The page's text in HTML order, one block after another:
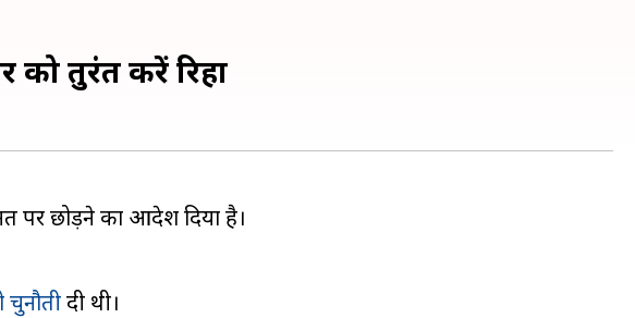
को तुरंत करें रिहा
पर छोड़ने का आदेश दिया है।
चुनौती